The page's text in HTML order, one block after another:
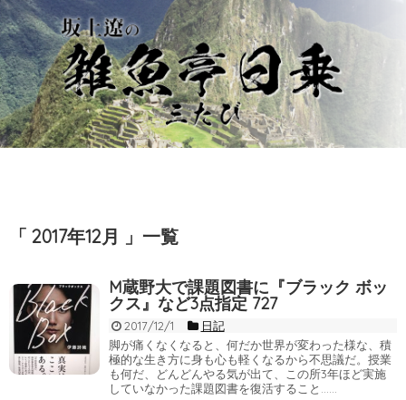
「 2017年12月 」一覧
M蔵野大で課題図書に『ブラック ボッ
クス』など3点指定 727
2017/12/1
日記
脚が痛くなくなると、何だか世界が変わった様な、積
極的な生き方に身も心も軽くなるから不思議だ。授業
も何だ、どんどんやる気が出て、この所3年ほど実施
していなかった課題図書を復活すること……